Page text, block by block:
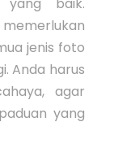
baik.
jenis foto
Anda harus
agar
yang